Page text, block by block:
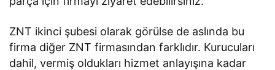
ZNT ikinci şubesi olarak görülse de aslında bu
firma diğer ZNT firmasından farklıdır. Kurucuları
dahil, vermiş oldukları hizmet anlayışına kadar